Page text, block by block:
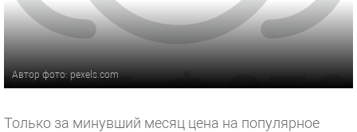
Автор фото: pexels.com
Только за минувший месяц цена на популярное